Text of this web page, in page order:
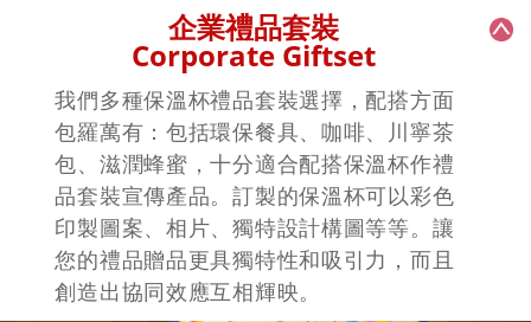
企業禮品套裝
Corporate Giftset
我們多種保溫杯禮品套裝選擇，配搭方面
包羅萬有：包括環保餐具、咖啡、川寧茶
包、滋潤蜂蜜，十分適合配搭保溫杯作禮
品套裝宣傳產品。訂製的保溫杯可以彩色
印製圖案、相片、獨特設計構圖等等。讓
您的禮品贈品更具獨特性和吸引力，而且
創造出協同效應互相輝映。